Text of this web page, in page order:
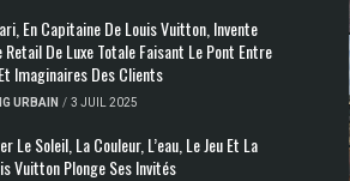
En Capitaine De Louis Vuitton, Invente
Retail De Luxe Totale Faisant Le Pont Entre
Imaginaires Des Clients
URBAIN / 3 JUIL 2025
Le Soleil, La Couleur, L’eau, Le Jeu Et La
Vuitton Plonge Ses Invités